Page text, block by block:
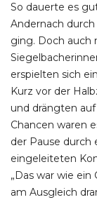
So dauerte es
Andernach
ging. Doch auch
erspielten sich
Kurz vor der
und drängten
Chancen waren
der Pause durch
eingeleiteten
„Das war wie
am Ausgleich